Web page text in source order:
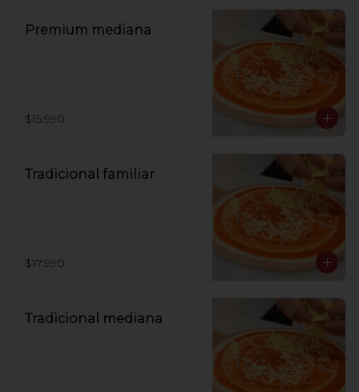
Premium mediana
$15.990
Tradicional familiar
$17.990
Tradicional mediana